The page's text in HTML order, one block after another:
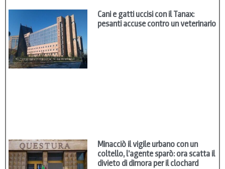
Cani e gatti uccisi con il Tanax:
pesanti accuse contro un veterinario
Minacciò il vigile urbano con un
coltello, l’agente sparò: ora scatta il
divieto di dimora per il clochard